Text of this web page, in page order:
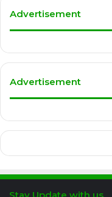
Advertisement
Advertisement